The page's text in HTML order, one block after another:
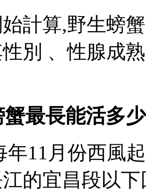
計算,野生螃蟹
別 、性腺
最長能活多
年11月份西風
的宜昌段以